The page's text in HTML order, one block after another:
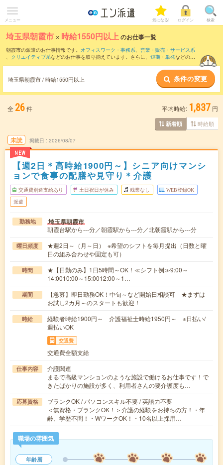
メニュー 気になる! ログイン 検索
埼玉県朝霞市 × 時給1550円以上のお仕事一覧
朝霞市の派遣のお仕事情報です。 オフィスワーク・事務系、 営業・販売・サービス系
、 クリエイティブ系などのお仕事を取り揃えています。さらに、 短期 ・ 単発などの期
埼玉県朝霞市 / 時給1550円以上 条件の変更
全 26件 平均時給: 1,837 円
新着順 時給順
未読
NEW
掲載日 2026/08/07
【週2日＊高時給1900円～】シニア向けマンシ
ョンで食事の配膳や見守り＊介護
交通費別途支給あり 土日祝日が休み 残業なし WEB登録OK
派遣
勤務地 埼玉県朝霞市
朝霞台駅から---分／朝霞駅から---分／北朝霞駅から---分
曜日頻度
★週2日～（月～日） ※希望のシフトを毎月提出（日数と曜
日の組み合わせや固定も可）
時間
★【日勤のみ】1日5時間～OK！≪シフト例≫9:00～
14:0010:00～15:0012:00～1…
期間
【急募】即日勤務OK！中旬～など開始日相談可 ★まずは
お試し2カ月～のスタートも歓迎！
時給
経験者時給1900円～ 介護福祉士時給1950円～ ※日払い/
週払いOK
交通費
交通費全額支給
仕事内容
介護関連
まるで高級マンションのような施設で働けるお仕事です！で
きたばかりの施設が多く、利用者さんの要介護度も…
応募資格
ブランクOK / パソコンスキル不要 / 英語力不要
＜無資格・ブランクOK！＞介護の経験をお持ちの方！・年
齢、学歴不問！・WワークOK！・10名以上採用…
職場の雰囲気
年齢層